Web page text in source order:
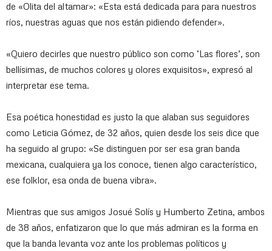
de «Olita del altamar»: «Esta está dedicada para para nuestros
ríos, nuestras aguas que nos están pidiendo defender».
«Quiero decirles que nuestro público son como ‘Las flores’, son
bellísimas, de muchos colores y olores exquisitos», expresó al
interpretar ese tema.
Esa poética honestidad es justo la que alaban sus seguidores
como Leticia Gómez, de 32 años, quien desde los seis dice que
ha seguido al grupo: «Se distinguen por ser esa gran banda
mexicana, cualquiera ya los conoce, tienen algo característico,
ese folklor, esa onda de buena vibra».
Mientras que sus amigos Josué Solís y Humberto Zetina, ambos
de 38 años, enfatizaron que lo que más admiran es la forma en
que la banda levanta voz ante los problemas políticos y